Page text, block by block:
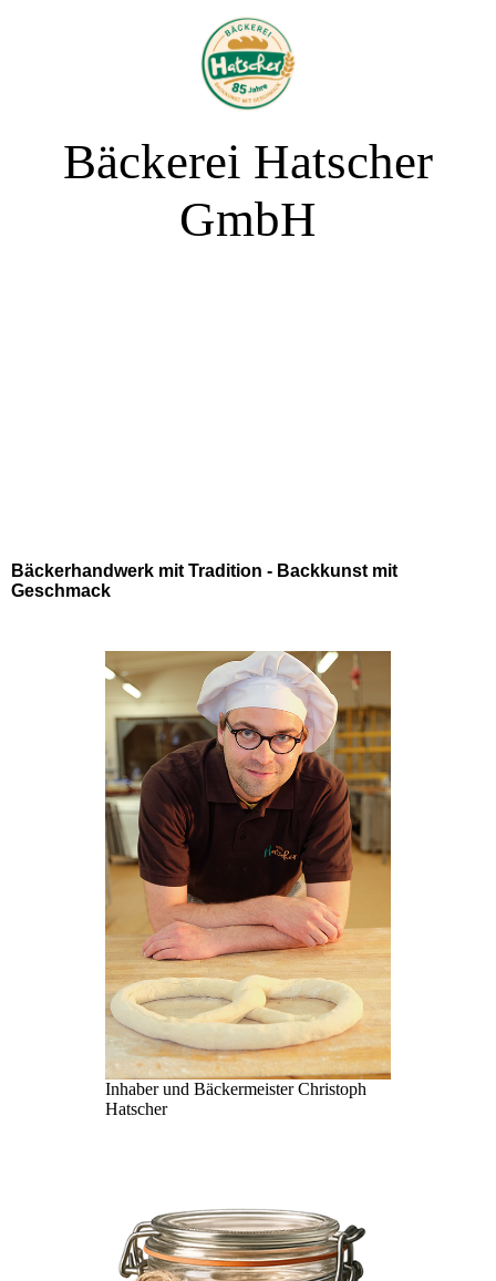
Bäckerei Hatscher
GmbH
Bäckerhandwerk mit Tradition - Backkunst mit
Geschmack
Inhaber und Bäckermeister Christoph
Hatscher